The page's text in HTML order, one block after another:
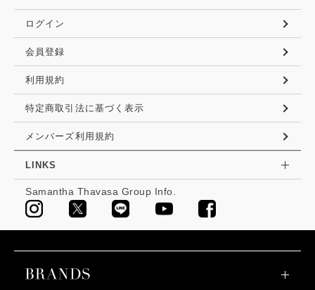
ログイン
会員登録
利用規約
特定商取引法に基づく表示
メンバーズ利用規約
LINKS
Samantha Thavasa Group Info.